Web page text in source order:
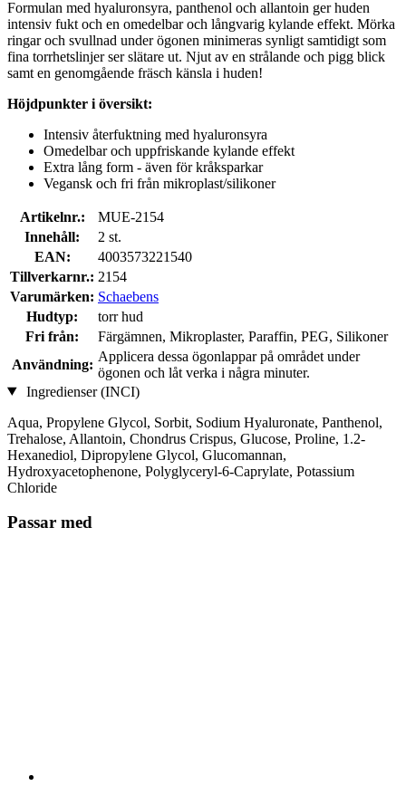
Formulan med hyaluronsyra, panthenol och allantoin ger huden
intensiv fukt och en omedelbar och långvarig kylande effekt. Mörka
ringar och svullnad under ögonen minimeras synligt samtidigt som
fina torrhetslinjer ser slätare ut. Njut av en strålande och pigg blick
samt en genomgående fräsch känsla i huden!
Höjdpunkter i översikt:
Intensiv återfuktning med hyaluronsyra
Omedelbar och uppfriskande kylande effekt
Extra lång form - även för kråksparkar
Vegansk och fri från mikroplast/silikoner
Artikelnr.:
MUE-2154
Innehåll:
2 st.
EAN:
4003573221540
Tillverkarnr.: 2154
Varumärken: Schaebens
Hudtyp:
torr hud
Fri från:
Färgämnen, Mikroplaster, Paraffin, PEG, Silikoner
Användning:
Applicera dessa ögonlappar på området under
ögonen och låt verka i några minuter.
Ingredienser (INCI)
Aqua, Propylene Glycol, Sorbit, Sodium Hyaluronate, Panthenol,
Trehalose, Allantoin, Chondrus Crispus, Glucose, Proline, 1.2-
Hexanediol, Dipropylene Glycol, Glucomannan,
Hydroxyacetophenone, Polyglyceryl-6-Caprylate, Potassium
Chloride
Passar med